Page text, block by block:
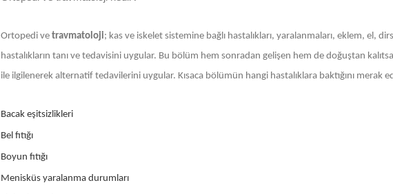
Ortopedi ve travmatoloji; kas ve iskelet sistemine bağlı hastalıkları, yaralanmaları, eklem, el,
hastalıkların tanı ve tedavisini uygular. Bu bölüm hem sonradan gelişen hem de doğuştan
ile ilgilenerek alternatif tedavilerini uygular. Kısaca bölümün hangi hastalıklara baktığını merak
Bacak eşitsizlikleri
Bel fıtığı
Boyun fıtığı
Menisküs yaralanma durumları